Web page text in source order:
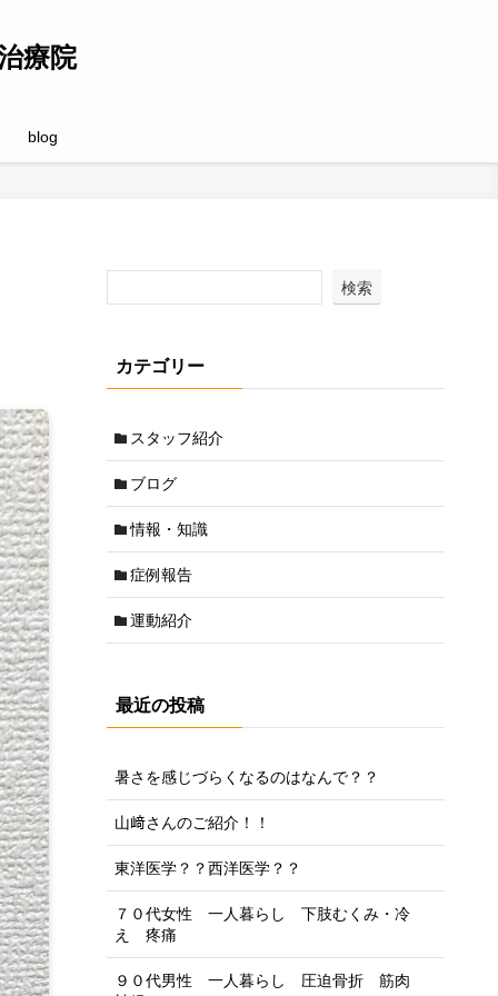
療院
blog
検索
カテゴリー
スタッフ紹介
ブログ
情報・知識
症例報告
運動紹介
最近の投稿
暑さを感じづらくなるのはなんで？？
山﨑さんのご紹介！！
東洋医学？？西洋医学？？
７０代女性 一人暮らし 下肢むくみ・冷
え 疼痛
９０代男性 一人暮らし 圧迫骨折 筋肉